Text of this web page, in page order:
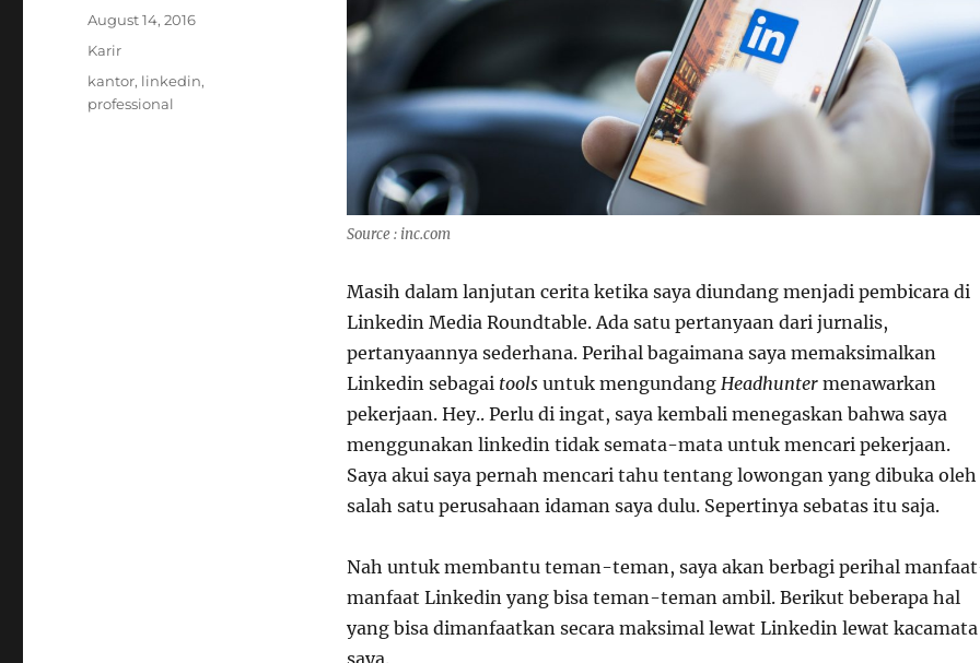
Source : inc.com
Masih dalam lanjutan cerita ketika saya diundang menjadi pembicara di
Linkedin Media Roundtable. Ada satu pertanyaan dari jurnalis,
pertanyaannya sederhana. Perihal bagaimana saya memaksimalkan
Linkedin sebagai toolsuntuk mengundang Headhuntermenawarkan
pekerjaan. Hey.. Perlu di ingat, saya kembali menegaskan bahwa saya
menggunakan linkedin tidak semata-mata untuk mencari pekerjaan.
Saya akui saya pernah mencari tahu tentang lowongan yang dibuka oleh
salah satu perusahaan idaman saya dulu. Sepertinya sebatas itu saja.
Nah untuk membantu teman-teman, saya akan berbagi perihal
manfaat Linkedin yang bisa teman-teman ambil. Berikut beberapa hal
yang bisa dimanfaatkan secara maksimal lewat Linkedin lewat kacamata
saya.
Posted
on
August 14, 2016
Categories
Karir
Tags
kantor, linkedin,
professional